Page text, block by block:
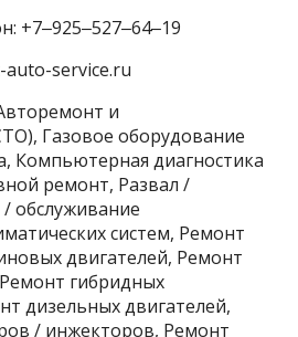
+7‒925‒527‒64‒19
service.ru
и
Газовое оборудование
Компьютерная диагностика
ремонт, Развал /
обслуживание
систем, Ремонт
двигателей, Ремонт
гибридных
дизельных двигателей,
/ инжекторов, Ремонт